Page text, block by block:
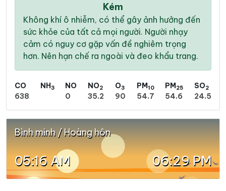
Kém
Không khí ô nhiễm, có thể gây ảnh hưởng đến
sức khỏe của tất cả mọi người. Người nhạy
cảm có nguy cơ gặp vấn đề nghiêm trọng
hơn. Nên hạn chế ra ngoài và đeo khẩu trang.
CO
638
NH3
NO
0
NO2
35.2
O3
90
PM10
54.7
PM25
54.6
SO2
24.5
Bình minh / Hoàng hôn
05:16 AM 06:29 PM